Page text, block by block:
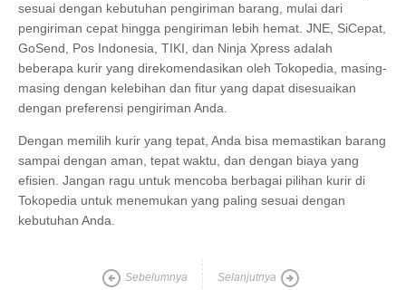
sesuai dengan kebutuhan pengiriman barang, mulai dari
pengiriman cepat hingga pengiriman lebih hemat. JNE, SiCepat,
GoSend, Pos Indonesia, TIKI, dan Ninja Xpress adalah
beberapa kurir yang direkomendasikan oleh Tokopedia, masing-
masing dengan kelebihan dan fitur yang dapat disesuaikan
dengan preferensi pengiriman Anda.
Dengan memilih kurir yang tepat, Anda bisa memastikan barang
sampai dengan aman, tepat waktu, dan dengan biaya yang
efisien. Jangan ragu untuk mencoba berbagai pilihan kurir di
Tokopedia untuk menemukan yang paling sesuai dengan
kebutuhan Anda.
Sebelumnya Selanjutnya